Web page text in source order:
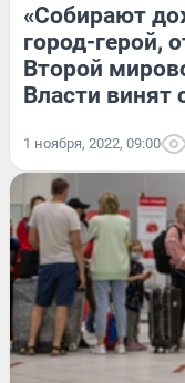
«Собирают
город-герой,
Второй
Власти винят
1 ноября, 2022, 09:00